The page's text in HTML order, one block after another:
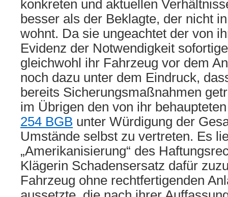
konkreten und aktuellen
besser als der Beklagte, der nicht
wohnt. Da sie ungeachtet der von
Evidenz der Notwendigkeit
gleichwohl ihr Fahrzeug vor dem
noch dazu unter dem Eindruck,
bereits Sicherungsmaßnahmen
im Übrigen den von ihr
254 BGB unter Würdigung der
Umstände selbst zu vertreten. Es
„Amerikanisierung“ des
Klägerin Schadensersatz dafür
Fahrzeug ohne rechtfertigenden